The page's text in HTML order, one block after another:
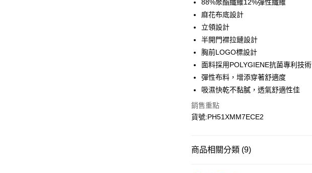
悠遊付
Google Pay
運送方式
宅配
每筆NT$90，滿NT$899(含以上)免運費
宅配(離島)
88%聚酯纖維12%彈性纖維
麻花布底設計
立領設計
半開門襟拉鏈設計
胸前LOGO標設計
面料採用POLYGIENE抗菌專利技術
彈性布料，增添穿著舒適度
吸濕快乾不黏膩，透氣舒適性佳
銷售重點
貨號:PH51XMM7ECE2
商品相關分類 (9)